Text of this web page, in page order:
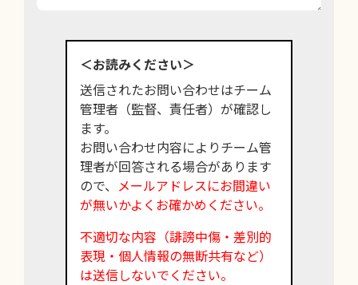
＜お読みください＞
送信されたお問い合わせはチーム
管理者（監督、責任者）が確認し
ます。
お問い合わせ内容によりチーム管
理者が回答される場合があります
ので、 メールアドレスにお間違い
が無いかよくお確かめください。
不適切な内容（誹謗中傷・差別的
表現・個人情報の無断共有など）
は送信しないでください。